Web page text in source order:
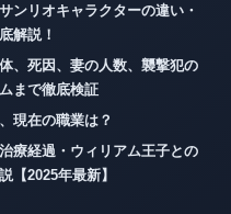
ンリオキャラクターの違い・
解説！
、死因、妻の人数、襲撃犯の
まで徹底検証
現在の職業は？
療経過・ウィリアム王子との
【2025年最新】